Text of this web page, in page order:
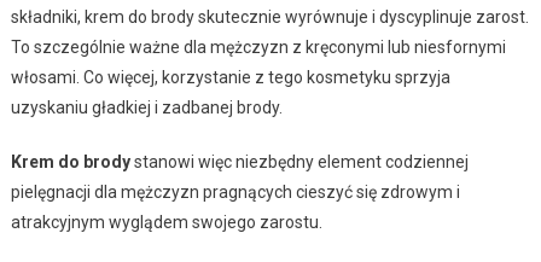
składniki, krem do brody skutecznie wyrównuje i dyscyplinuje zarost.
To szczególnie ważne dla mężczyzn z kręconymi lub niesfornymi
włosami. Co więcej, korzystanie z tego kosmetyku sprzyja
uzyskaniu gładkiej i zadbanej brody.
Krem do brodystanowi więc niezbędny element codziennej
pielęgnacji dla mężczyzn pragnących cieszyć się zdrowym i
atrakcyjnym wyglądem swojego zarostu.